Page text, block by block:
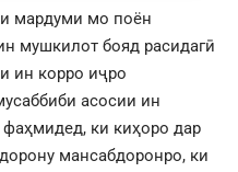
мардуми мо поён
мушкилот бояд расидагӣ
ин корро иҷро
асосии ин
ки киҳоро дар
мансабдоронро, ки